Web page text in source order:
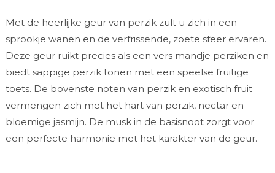
Met de heerlijke geur van perzik zult u zich in een
sprookje wanen en de verfrissende, zoete sfeer ervaren.
Deze geur ruikt precies als een vers mandje perziken en
biedt sappige perzik tonen met een speelse fruitige
toets. De bovenste noten van perzik en exotisch fruit
vermengen zich met het hart van perzik, nectar en
bloemige jasmijn. De musk in de basisnoot zorgt voor
een perfecte harmonie met het karakter van de geur.